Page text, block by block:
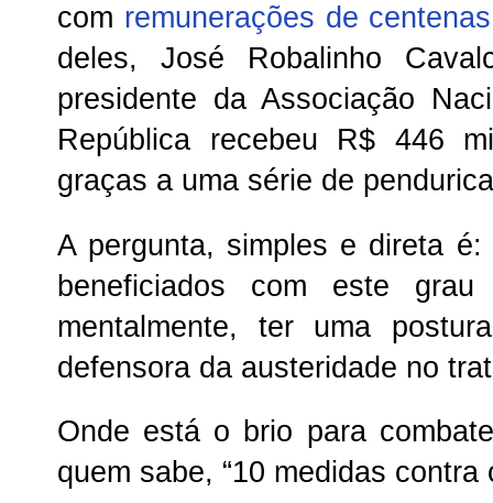
com remunerações de
deles, José Robalinho
presidente da Associação
República recebeu R$ 446
graças a uma série de
A pergunta, simples e direta
beneficiados com este grau
mentalmente, ter uma
defensora da austeridade no
Onde está o brio para
quem sabe, “10 medidas contra